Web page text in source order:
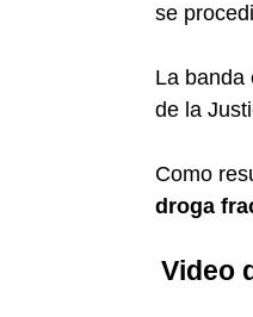
se
La banda
de la
Como
droga
Video